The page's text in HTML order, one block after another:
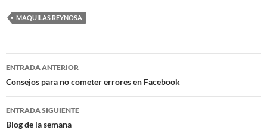
MAQUILAS REYNOSA
Navegación
de
entradas
ENTRADA ANTERIOR
Consejos para no cometer errores en Facebook
ENTRADA SIGUIENTE
Blog de la semana